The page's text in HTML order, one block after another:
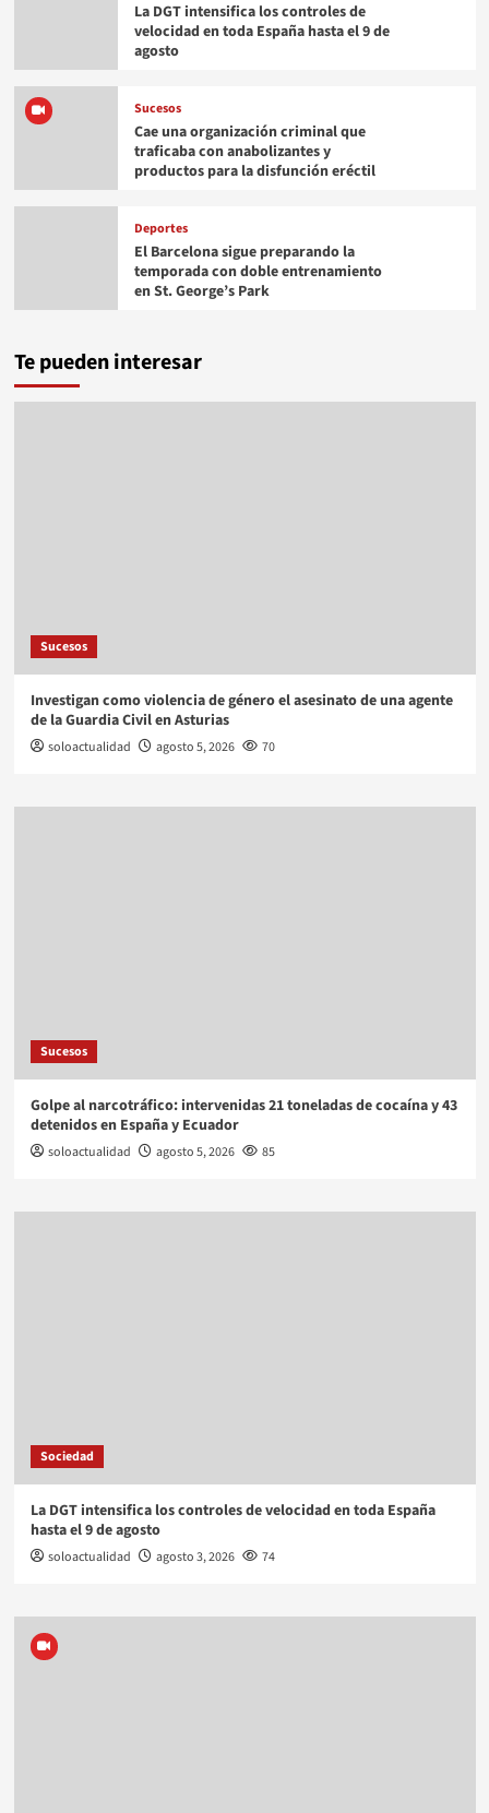
La DGT intensifica los controles de
velocidad en toda España hasta el 9 de
agosto
Sucesos
Cae una organización criminal que
traficaba con anabolizantes y
productos para la disfunción eréctil
Deportes
El Barcelona sigue preparando la
temporada con doble entrenamiento
en St. George’s Park
Te pueden interesar
Sucesos
Investigan como violencia de género el asesinato de una agente
de la Guardia Civil en Asturias
soloactualidad agosto 5, 2026 70
Sucesos
Golpe al narcotráfico: intervenidas 21 toneladas de cocaína y 43
detenidos en España y Ecuador
soloactualidad agosto 5, 2026 85
Sociedad
La DGT intensifica los controles de velocidad en toda España
hasta el 9 de agosto
soloactualidad agosto 3, 2026 74